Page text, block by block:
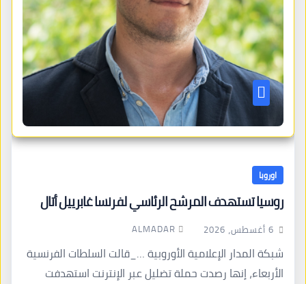
اوروبا
روسيا تستهدف المرشح الرئاسي لفرنسا غابرييل أتال
6 أغسطس، 2026 ALMADAR
شبكة المدار الإعلامية الأوروبية …_قالت السلطات الفرنسية
الأربعاء، إنها رصدت حملة تضليل عبر الإنترنت استهدفت